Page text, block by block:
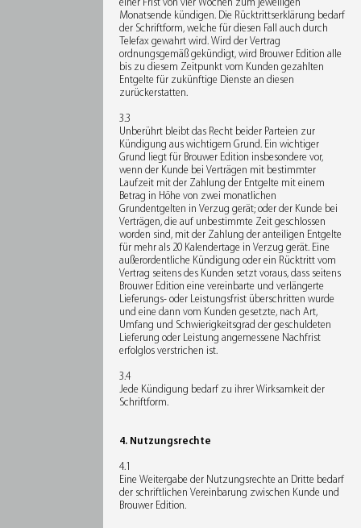
einer Frist von vier Wochen zum jeweiligen
Monatsende kündigen. Die Rücktrittserklärung bedarf
der Schriftform, welche für diesen Fall auch durch
Telefax gewahrt wird. Wird der Vertrag
ordnungsgemäß gekündigt, wird Brouwer Edition alle
bis zu diesem Zeitpunkt vom Kunden gezahlten
Entgelte für zukünftige Dienste an diesen
zurückerstatten.
3.3
Unberührt bleibt das Recht beider Parteien zur
Kündigung aus wichtigem Grund. Ein wichtiger
Grund liegt für Brouwer Edition insbesondere vor,
wenn der Kunde bei Verträgen mit bestimmter
Laufzeit mit der Zahlung der Entgelte mit einem
Betrag in Höhe von zwei monatlichen
Grundentgelten in Verzug gerät; oder der Kunde bei
Verträgen, die auf unbestimmte Zeit geschlossen
worden sind, mit der Zahlung der anteiligen Entgelte
für mehr als 20 Kalendertage in Verzug gerät. Eine
außerordentliche Kündigung oder ein Rücktritt vom
Vertrag seitens des Kunden setzt voraus, dass seitens
Brouwer Edition eine vereinbarte und verlängerte
Lieferungs- oder Leistungsfrist überschritten wurde
und eine dann vom Kunden gesetzte, nach Art,
Umfang und Schwierigkeitsgrad der geschuldeten
Lieferung oder Leistung angemessene Nachfrist
erfolglos verstrichen ist.
3.4
Jede Kündigung bedarf zu ihrer Wirksamkeit der
Schriftform.
4. Nutzungsrechte
4.1
Eine Weitergabe der Nutzungsrechte an Dritte bedarf
der schriftlichen Vereinbarung zwischen Kunde und
Brouwer Edition.